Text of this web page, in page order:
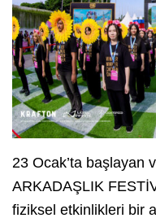
23 Ocak’ta başlayan
ARKADAŞLIK
fiziksel etkinlikleri bir